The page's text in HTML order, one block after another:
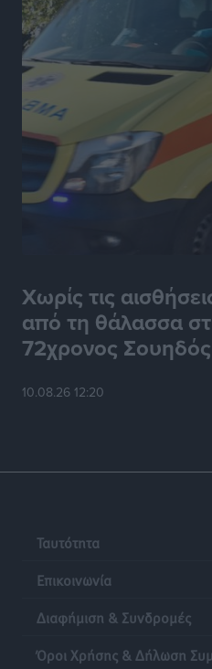
Χωρίς τις
από τη θάλασσα
72χρονος Σουηδός
10.08.26 12:20
Ταυτότητα
Επικοινωνία
Διαφήμιση & Συνδρομές
Όροι Χρήσης & Δήλωση